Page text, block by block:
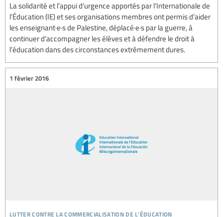
La solidarité et l’appui d’urgence apportés par l’Internationale de
l’Éducation (IE) et ses organisations membres ont permis d’aider
les enseignant·e·s de Palestine, déplacé·e·s par la guerre, à
continuer d’accompagner les élèves et à défendre le droit à
l’éducation dans des circonstances extrêmement dures.
lutter contre la commercialisation de l’éducation
1 février 2016